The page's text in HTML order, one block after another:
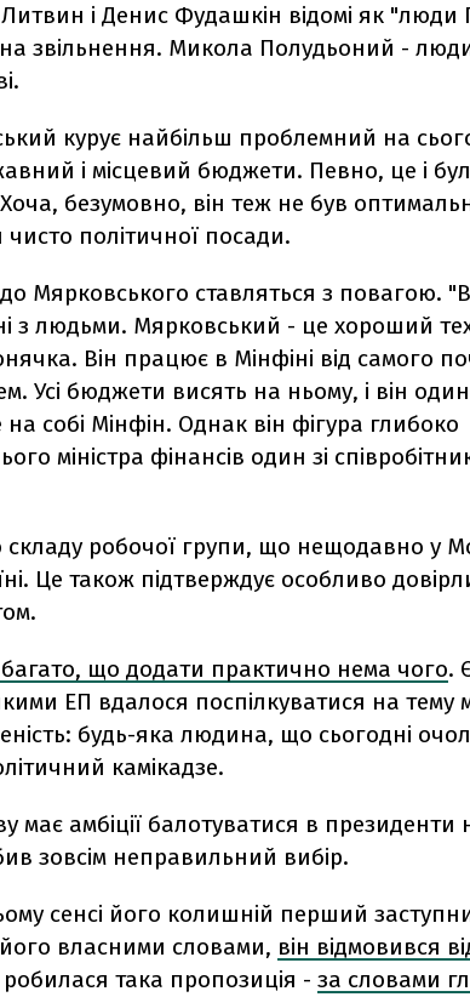
і Денис Фудашкін відомі як "люди
на звільнення. Микола Полудьоний -
курує найбільш проблемний на
і місцевий бюджети. Певно, це і
безумовно, він теж не був
політичної посади.
до Мярковського ставляться з повагою.
з людьми. Мярковський - це хороший
Він працює в Мінфіні від самого
Усі бюджети висять на ньому, і він
собі Мінфін. Однак він фігура глибоко
міністра фінансів один зі
робочої групи, що нещодавно у
Це також підтверждує особливо
багато, що додати практично нема чого.
ЕП вдалося поспілкуватися на тему
будь-яка людина, що сьогодні
камікадзе.
має амбіції балотуватися в президенти
зовсім неправильний вибір.
сенсі його колишній перший
власними словами, він відмовився
така пропозиція - за словами